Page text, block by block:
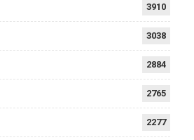
3910
3038
2884
2765
2277